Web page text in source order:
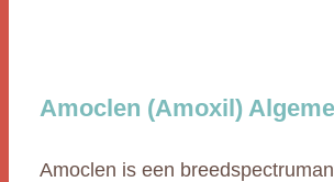
Amoclen (Amoxil)
Amoclen is een